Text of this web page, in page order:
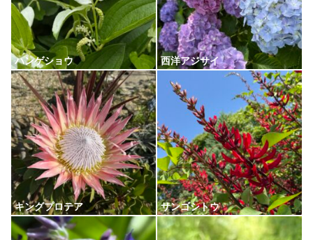
ハンゲショウ 西洋アジサイ
キングプロテア サンゴシトウ